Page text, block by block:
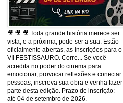
🎥 🎥 🎥 Toda grande história merece ser
vista, e a próxima, pode ser a sua. Estão
oficialmente abertas, as inscrições para o
VII FESTISSAURO. Corre... Se você
acredita no poder do cinema para
emocionar, provocar reflexões e conectar
pessoas, inscreva sua obra e venha fazer
parte desta edição. Prazo de inscrição:
até 04 de setembro de 2026.